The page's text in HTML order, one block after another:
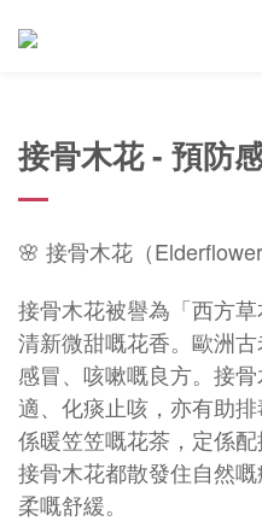
接骨木花 - 預防
🌸 接骨木花（Elderflower
接骨木花被譽為「西方
清新微甜嘅花香。歐洲
感冒、咳嗽嘅良方。接
適、化痰止咳，亦有助
係暖笠笠嘅花茶，定係
接骨木花都散發住自然
柔嘅舒緩。